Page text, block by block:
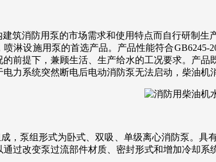
消防用泵的市场需求和使用特点而自行研制生
淋设施用泵的首选产品。产品性能符合
前提下，兼顾生活、生产给水的工况要求。产
力系统突然断电后电动消防泵无法启动，柴油机
泵组形式为卧式、双吸、单级离心消防泵。具
过改变泵过流部件材质、密封形式和增加冷却系